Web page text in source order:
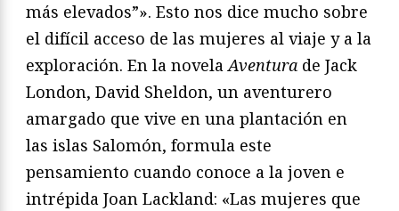
más elevados”». Esto nos dice mucho sobre
el difícil acceso de las mujeres al viaje y a la
exploración. En la novelaAventura de Jack
London, David Sheldon, un aventurero
amargado que vive en una plantación en
las islas Salomón, formula este
pensamiento cuando conoce a la joven e
intrépida Joan Lackland: «Las mujeres que